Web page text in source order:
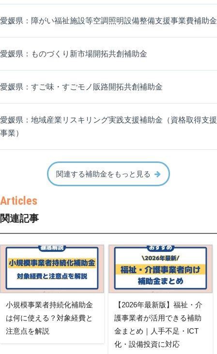
愛媛県：障がい福祉施設等空調照明設備整備支援事業費補助金
愛媛県：ものづくり新市場開拓共創補助金
愛媛県：すご味・すごモノ販路開拓共創補助金
愛媛県：地域産業リスキリング実践支援補助金（資格取得支援
事業）
関連する補助金をもっと見る
関連記事
小規模事業者持続化補助金
は何に使える？対象経費と
注意点を解説
【2026年最新版】福祉・介
護事業者が活用できる補助
金まとめ｜人手不足・ICT
化・設備投資に対応